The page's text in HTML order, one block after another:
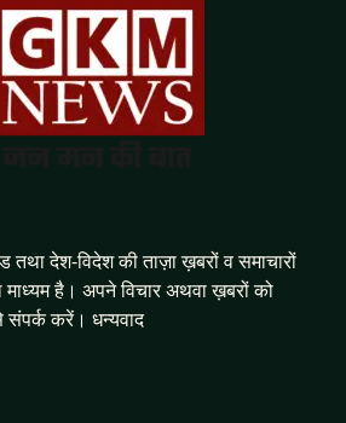
देश-विदेश की ताज़ा ख़बरों व समाचारों
है। अपने विचार अथवा ख़बरों को
संपर्क करें। धन्यवाद